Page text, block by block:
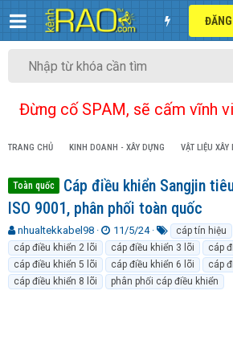
Đừng cố SPAM, sẽ cấm vĩnh
TRANG CHỦ KINH DOANH - XÂY DỰNG VẬT LIỆU XÂY
Toàn quốc
Cáp điều khiển Sangjin
ISO 9001, phân phối toàn quốc
T
h
r
e
a
nhualtekkabel98
N
g
à
y
g
11/5/24
ừ
k
h
ó
cáp tín hiệu
cáp điều khiển 2 lõi
cáp điều khiển 3 lõi
cáp
cáp điều khiển 5 lõi
cáp điều khiển 6 lõi
cáp
cáp điều khiển 8 lõi
phân phối cáp điều khiển